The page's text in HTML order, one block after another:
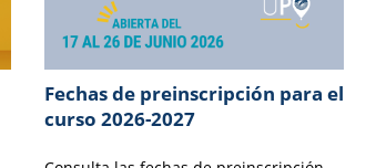
Fechas de preinscripción para el
curso 2026-2027